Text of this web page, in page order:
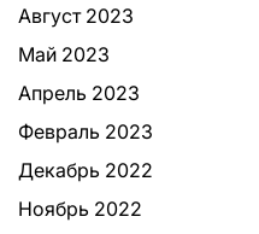
Август 2023
Май 2023
Апрель 2023
Февраль 2023
Декабрь 2022
Ноябрь 2022